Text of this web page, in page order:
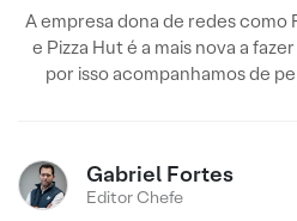
A empresa dona de redes como
e Pizza Hut é a mais nova a
por isso acompanhamos de
Gabriel Fortes
Editor Chefe